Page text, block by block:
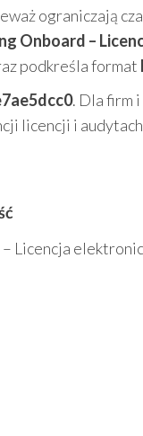
ograniczają
Onboard –
podkreśla format
. Dla firm
licencji i
Licencja